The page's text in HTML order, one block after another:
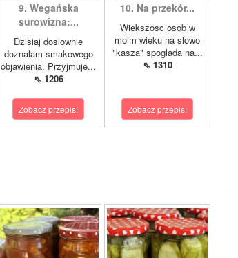
9. Wegańska
surowizna:...
Dzisiaj doslownie
doznalam smakowego
objawienia. Przyjmuje...
⇖ 1206
Zobacz przepis!
10. Na przekór...
Wiekszosc osob w
moim wieku na slowo
"kasza" spoglada na...
⇖ 1310
Zobacz przepis!